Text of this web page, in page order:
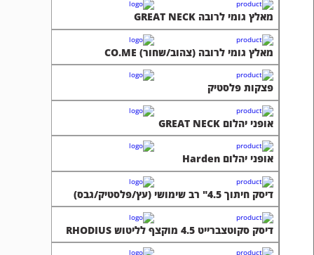
מאלץ גומי לרובה GREAT NECK
מאלץ גומי לרובה (צהוב/שחור) CO.ME
פצקות פלסטיק
אופני יהלום GREAT NECK
אופני יהלום Harden
דיסק חיתוך 4.5" רב שימושי (עץ/פלסטיק/גבס)
דיסק סקוטצברייט 4.5 מוקצף לליטוש RHODIUS